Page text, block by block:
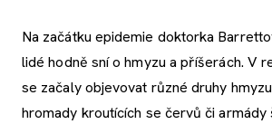
Na začátku epidemie doktorka
lidé hodně sní o hmyzu a příšerách. V
se začaly objevovat různé druhy
hromady kroutících se červů či armády